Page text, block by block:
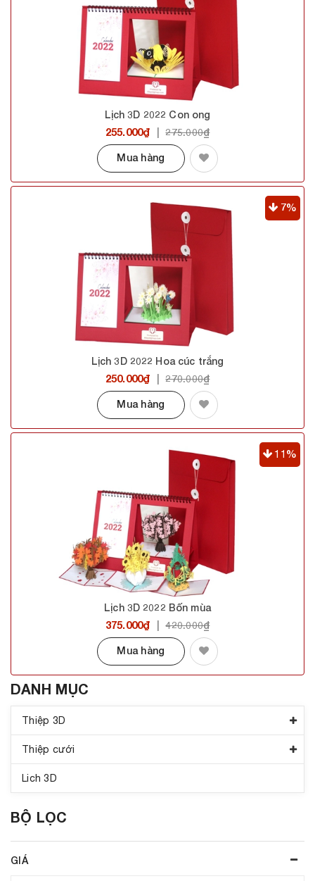
Lịch 3D 2022 Con ong
255.000₫ 275.000₫
Mua hàng
7%
Lịch 3D 2022 Hoa cúc trắng
250.000₫ 270.000₫
Mua hàng
11%
Lịch 3D 2022 Bốn mùa
375.000₫ 420.000₫
Mua hàng
DANH MỤC
Thiệp 3D
Thiệp cưới
Lich 3D
BỘ LỌC
GIÁ